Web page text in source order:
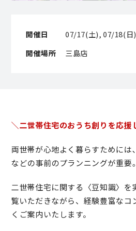
OWNER’S SITE オー
家具まで標準仕様の空間コ
開催日
07/17(土), 07/18(日)
開催場所
三島店
＼二世帯住宅のおうち創りを応援
両世帯が心地よく暮らすためには
などの事前のプランニングが重要。
二世帯住宅に関する 〈豆知識〉 を
覧いただきながら、経験豊富なコ
くご案内いたします。